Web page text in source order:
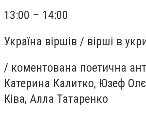
13:00 – 14:00
Україна віршів / вірші в
/ коментована поетична
Катерина Калитко, Юзеф
Ківа, Алла Татаренко